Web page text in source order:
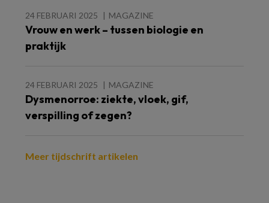
24 FEBRUARI 2025 MAGAZINE
Vrouw en werk – tussen biologie en
praktijk
24 FEBRUARI 2025 MAGAZINE
Dysmenorroe: ziekte, vloek, gif,
verspilling of zegen?
Meer tijdschrift artikelen